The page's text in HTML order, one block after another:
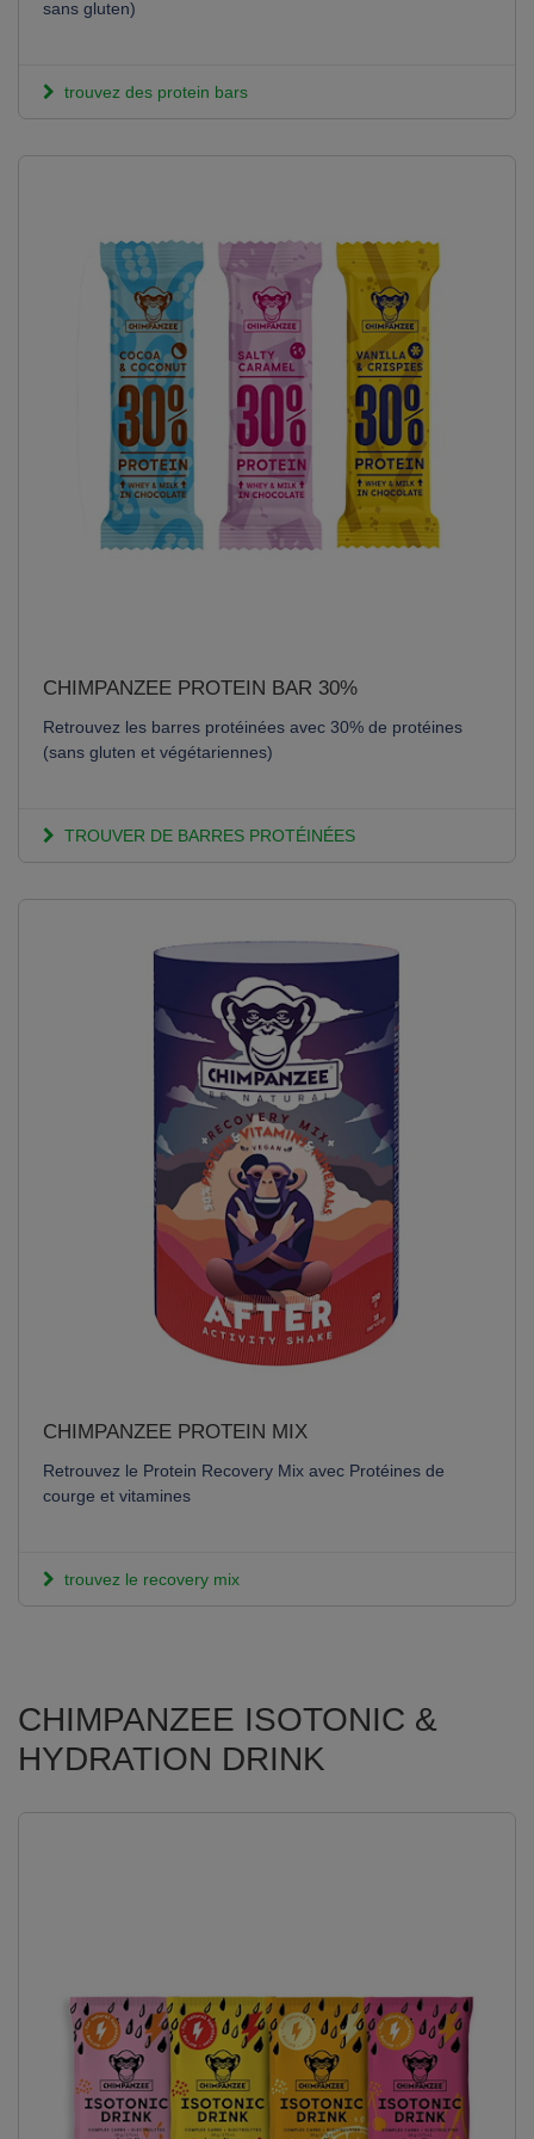
sans gluten)
trouvez des protein bars
CHIMPANZEE PROTEIN BAR 30%
Retrouvez les barres protéinées avec 30% de protéines
(sans gluten et végétariennes)
TROUVER DE BARRES PROTÉINÉES
CHIMPANZEE PROTEIN MIX
Retrouvez le Protein Recovery Mix avec Protéines de
courge et vitamines
trouvez le recovery mix
CHIMPANZEE ISOTONIC &
HYDRATION DRINK